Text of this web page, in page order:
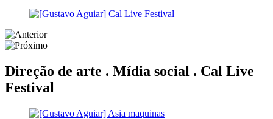
Direção de arte . Mídia social . Cal Live
Festival